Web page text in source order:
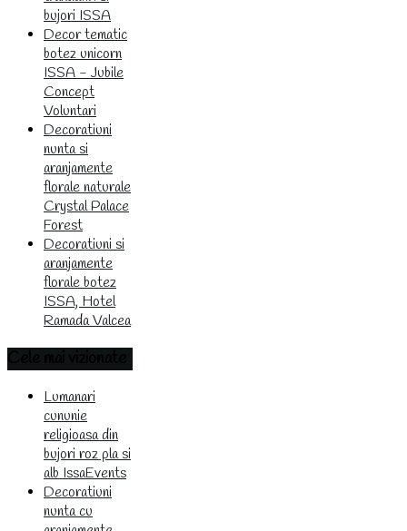
bujori ISSA
Decor tematic
botez unicorn
ISSA - Jubile
Concept
Voluntari
Decoratiuni
nunta si
aranjamente
florale naturale
Crystal Palace
Forest
Decoratiuni si
aranjamente
florale botez
ISSA, Hotel
Ramada Valcea
Lumanari
cununie
religioasa din
bujori roz pla si
alb IssaEvents
Decoratiuni
nunta cu